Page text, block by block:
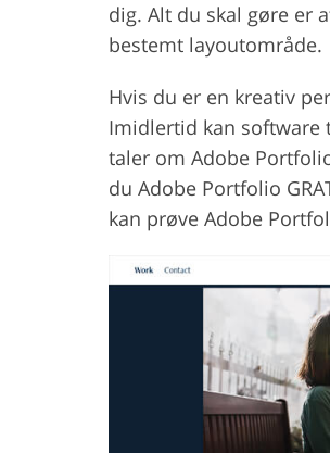
dig. Alt du skal gøre er
bestemt layoutområde.
Hvis du er en kreativ
Imidlertid kan software
taler om Adobe
du Adobe Portfolio
kan prøve Adobe